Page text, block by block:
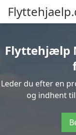
Flyttehjælp
Leder du efter en
og indhent